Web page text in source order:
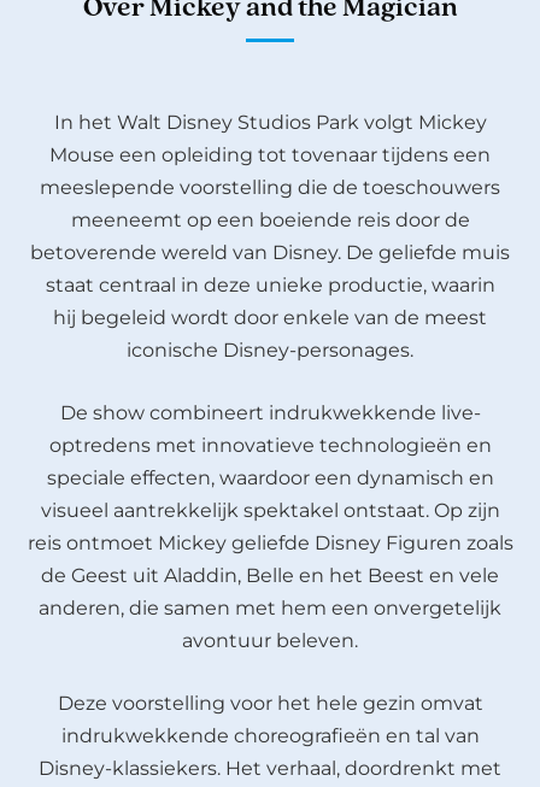
Over Mickey and the Magician
In het Walt Disney Studios Park volgt Mickey
Mouse een opleiding tot tovenaar tijdens een
meeslepende voorstelling die de toeschouwers
meeneemt op een boeiende reis door de
betoverende wereld van Disney. De geliefde muis
staat centraal in deze unieke productie, waarin
hij begeleid wordt door enkele van de meest
iconische Disney-personages.
De show combineert indrukwekkende live-
optredens met innovatieve technologieën en
speciale effecten, waardoor een dynamisch en
visueel aantrekkelijk spektakel ontstaat. Op zijn
reis ontmoet Mickey geliefde Disney Figuren zoals
de Geest uit Aladdin, Belle en het Beest en vele
anderen, die samen met hem een onvergetelijk
avontuur beleven.
Deze voorstelling voor het hele gezin omvat
indrukwekkende choreografieën en tal van
Disney-klassiekers. Het verhaal, doordrenkt met